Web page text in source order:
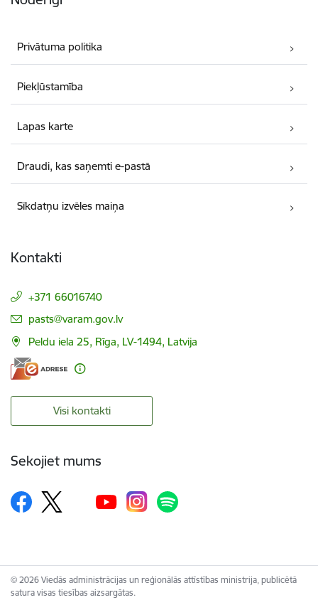
Privātuma politika
Piekļūstamība
Lapas karte
Draudi, kas saņemti e-pastā
Sīkdatņu izvēles maiņa
Kontakti
+371 66016740
E-pasts:
pasts@varam.gov.lv
Peldu iela 25, Rīga, LV-1494, Latvija
Visi kontakti
Sekojiet mums
© 2026 Viedās administrācijas un reģionālās attīstības ministrija, publicētā
satura visas tiesības aizsargātas.